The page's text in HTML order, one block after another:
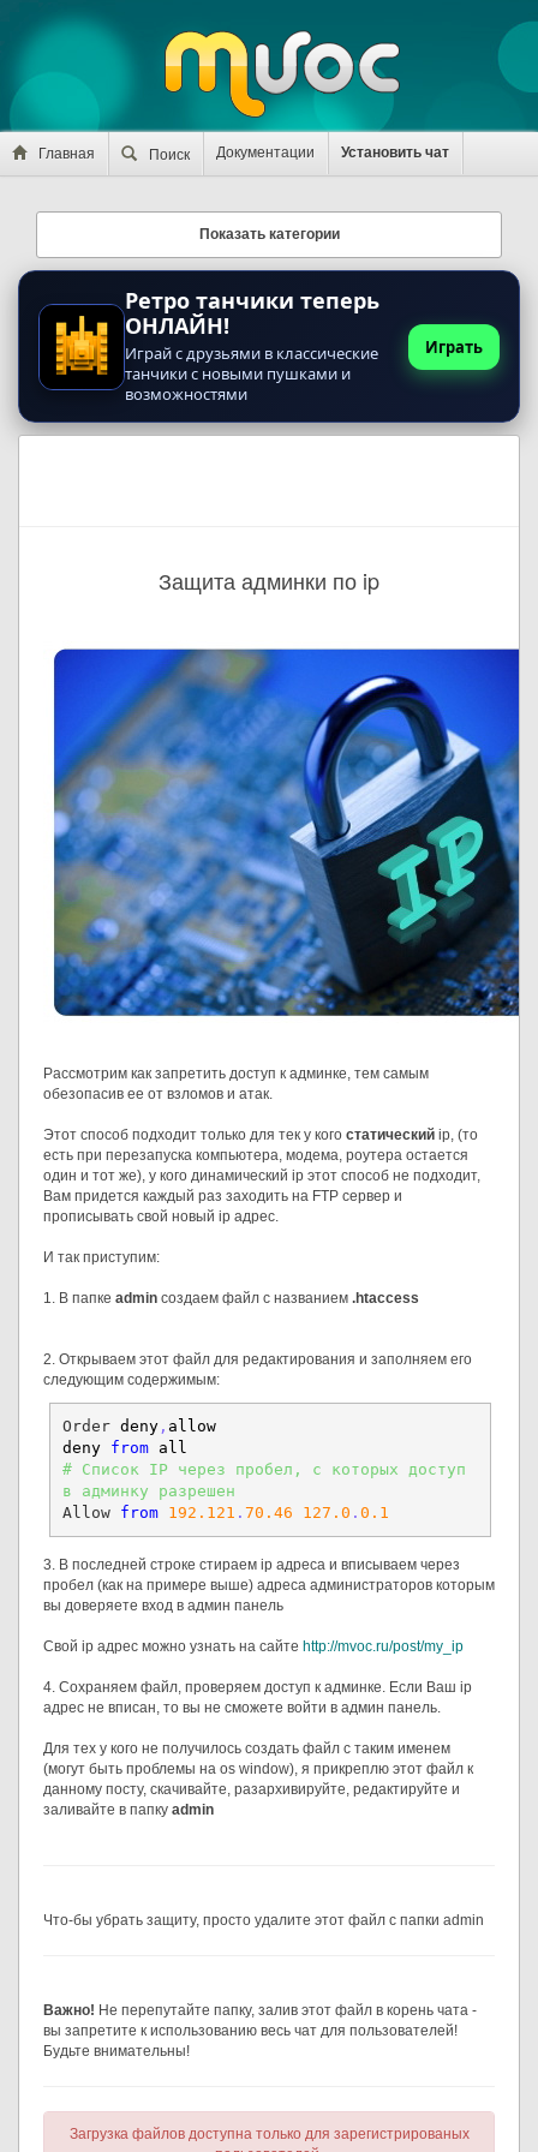
Главная Поиск Документации Установить чат
Показать категории
Ретро танчики теперь
ОНЛАЙН!
Играй с друзьями в классические
танчики с новыми пушками и
возможностями
Играть
Защита админки по ip
Рассмотрим как запретить доступ к админке, тем самым
обезопасив ее от взломов и атак.
Этот способ подходит только для тек у кого статический ip, (то
есть при перезапуска компьютера, модема, роутера остается
один и тот же), у кого динамический ip этот способ не подходит,
Вам придется каждый раз заходить на FTP сервер и
прописывать свой новый ip адрес.
И так приступим:
1. В папке admin создаем файл с названием .htaccess
2. Открываем этот файл для редактирования и заполняем его
следующим содержимым:
Order deny , allow
deny from all
# Список IP через пробел, с которых доступ
в админку разрешен
Allow from 192.121 . 70.46 127.0 . 0.1
3. В последней строке стираем ip адреса и вписываем через
пробел (как на примере выше) адреса администраторов которым
вы доверяете вход в админ панель
Свой ip адрес можно узнать на сайте http://mvoc.ru/post/my_ip
4. Сохраняем файл, проверяем доступ к админке. Если Ваш ip
адрес не вписан, то вы не сможете войти в админ панель.
Для тех у кого не получилось создать файл с таким именем
(могут быть проблемы на os window), я прикреплю этот файл к
данному посту, скачивайте, разархивируйте, редактируйте и
заливайте в папку admin
Что-бы убрать защиту, просто удалите этот файл с папки admin
Важно! Не перепутайте папку, залив этот файл в корень чата -
вы запретите к использованию весь чат для пользователей!
Будьте внимательны!
Загрузка файлов доступна только для зарегистрированых